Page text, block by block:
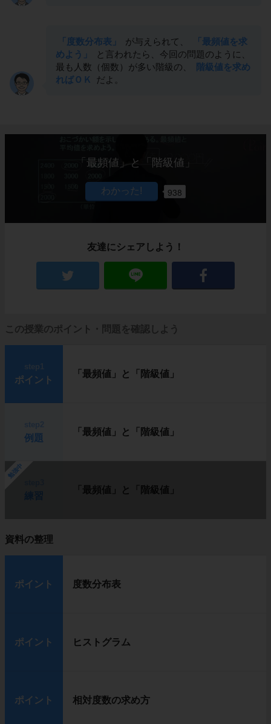
「度数分布表」 が与えられて、
「最頻値を求
めよう」
と言われたら、今回の問題のように、
最も人数（個数）が多い階級の、
階級値を求め
ればＯＫ
だよ。
「最頻値」と「階級値」
938
友達にシェアしよう！
この授業のポイント・問題を確認しよう
ポイント
「最頻値」と「階級値」
例題
「最頻値」と「階級値」
勉強中
「最頻値」と「階級値」
資料の整理
ポイント 度数分布表
ポイント ヒストグラム
ポイント 相対度数の求め方